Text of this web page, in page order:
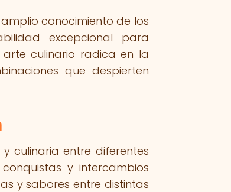
conocimiento de los
excepcional para
culinario radica en la
que despierten
culinaria entre diferentes
y intercambios
y sabores entre distintas